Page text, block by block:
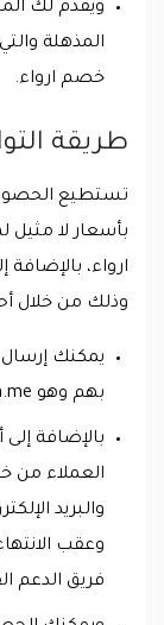
ويقدم لك
المذهلة
خصم ارواء.
طريقة
تستطيع
بأسعار لا
ارواء،
وذلك من خلال
يمكنك إرسال
بهم وهو
بالإضافة
العملاء من
والبريد
وعقب
فريق الدعم